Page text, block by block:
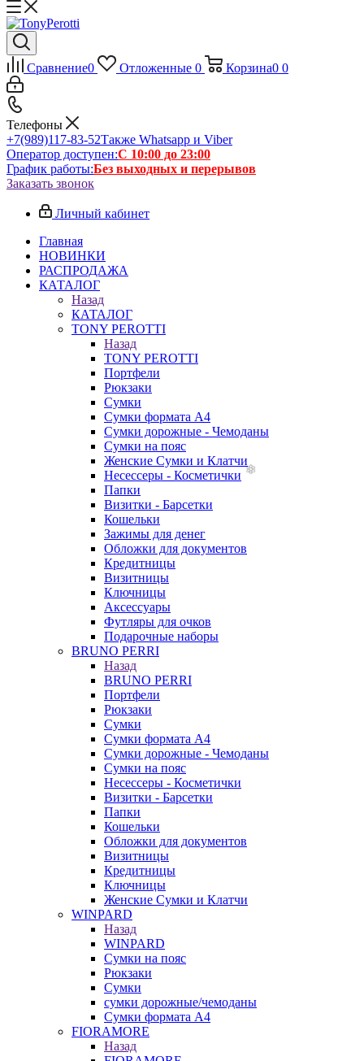
Сравнение0 Отложенные 0 Корзина0 0
Телефоны
+7(989)117-83-52Также Whatsapp и Viber
Оператор доступен:С 10:00 до 23:00
График работы:Без выходных и перерывов
Заказать звонок
Личный кабинет
Главная
НОВИНКИ
РАСПРОДАЖА
КАТАЛОГ
Назад
КАТАЛОГ
TONY PEROTTI
Назад
TONY PEROTTI
Портфели
Рюкзаки
Сумки
Сумки формата А4
Сумки дорожные - Чемоданы
Сумки на пояс
Женские Сумки и Клатчи
Несессеры - Косметички
Папки
Визитки - Барсетки
Кошельки
Зажимы для денег
Обложки для документов
Кредитницы
Визитницы
Ключницы
Аксессуары
Футляры для очков
Подарочные наборы
BRUNO PERRI
Назад
BRUNO PERRI
Портфели
Рюкзаки
Сумки
Сумки формата А4
Сумки дорожные - Чемоданы
Сумки на пояс
Несессеры - Косметички
Визитки - Барсетки
Папки
Кошельки
Обложки для документов
Визитницы
Кредитницы
Ключницы
Женские Сумки и Клатчи
WINPARD
Назад
WINPARD
Сумки на пояс
Рюкзаки
Сумки
сумки дорожные/чемоданы
Сумки формата А4
FIORAMORE
Назад